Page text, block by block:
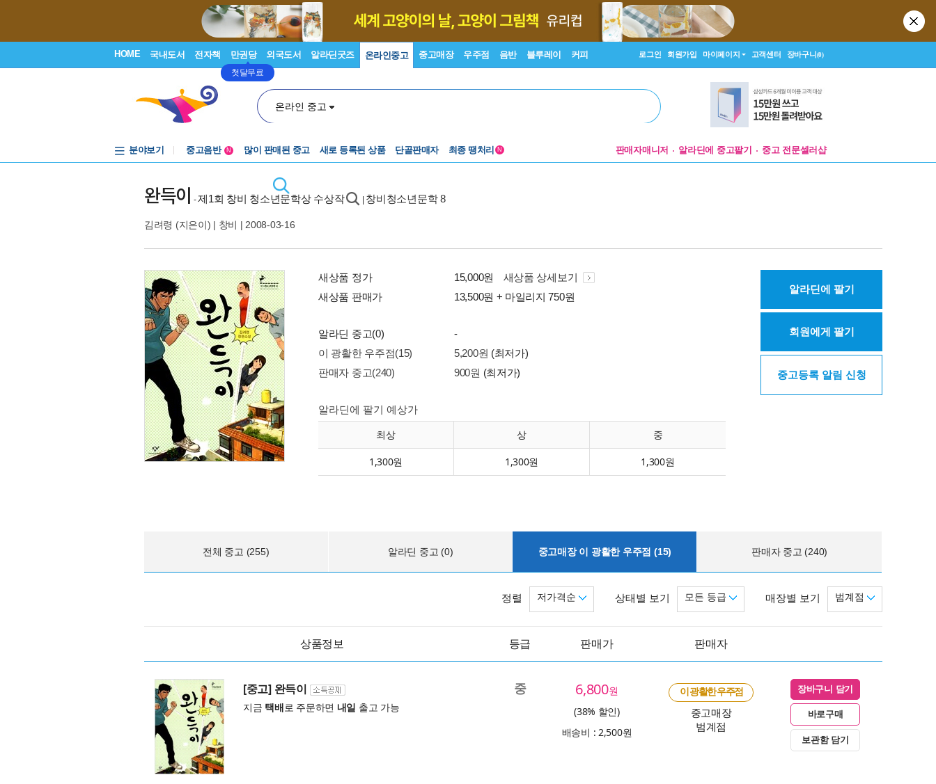
HOME 국내도서 전자책 만권당
첫달무료
외국도서 알라딘굿즈 온라인중고 중고매장 우주점 음반 블루레이 커피 로그인 회원가입 마이페이지 고객센터 장바구니(0)
온라인 중고
분야보기
중고음반
중고음반
N 많이 판매된 중고 새로 등록된 상품 단골판매자 최종 땡처리 N 판매자매니저 알라딘에 중고팔기 중고 전문셀러샵
완득이 -제1회 창비 청소년문학상 수상작 창비청소년문학 8
김려령 (지은이) | 창비 | 2008-03-16
새상품 정가 15,000원
새상품 상세보기
새상품 판매가
13,500원 + 마일리지 750원
알라딘 중고(0)
-
이 광활한 우주점(15)
5,200원 (최저가)
판매자 중고(240)
900원 (최저가)
알라딘에 팔기 예상가
최상 상 중
1,300원 1,300원 1,300원
알라딘에 팔기
회원에게 팔기
중고등록 알림 신청
전체 중고 (255) 알라딘 중고 (0) 중고매장 이 광활한 우주점 (15) 판매자 중고 (240)
매장별 보기 범계점
상태별 보기 모든 등급
정렬 저가격순
상품정보 등급 판매가 판매자
[중고] 완득이
지금 택배로 주문하면 내일 출고 가능
중 6,800원
(38% 할인)
배송비 : 2,500원
이 광활한 우주점
중고매장
범계점
장바구니 담기
바로구매
보관함 담기